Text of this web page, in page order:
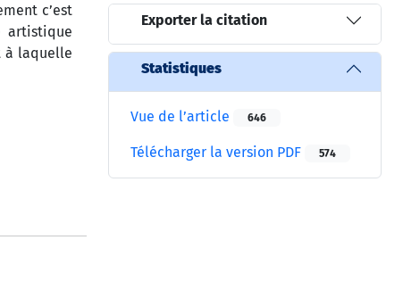
c’est
artistique
à laquelle
Exporter la citation
Statistiques
Vue de l’article 646
Télécharger la version PDF 574